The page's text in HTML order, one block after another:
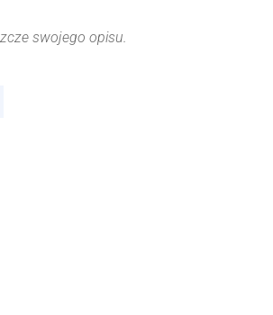
swojego opisu.